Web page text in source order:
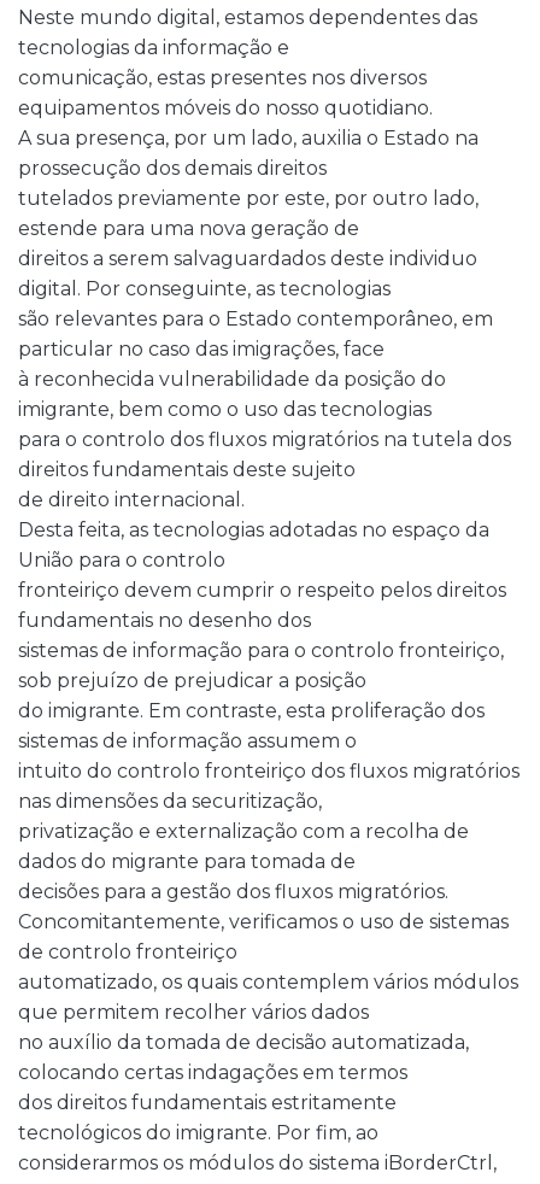
Neste mundo digital, estamos dependentes das
tecnologias da informação e
comunicação, estas presentes nos diversos
equipamentos móveis do nosso quotidiano.
A sua presença, por um lado, auxilia o Estado na
prossecução dos demais direitos
tutelados previamente por este, por outro lado,
estende para uma nova geração de
direitos a serem salvaguardados deste individuo
digital. Por conseguinte, as tecnologias
são relevantes para o Estado contemporâneo, em
particular no caso das imigrações, face
à reconhecida vulnerabilidade da posição do
imigrante, bem como o uso das tecnologias
para o controlo dos fluxos migratórios na tutela dos
direitos fundamentais deste sujeito
de direito internacional.
Desta feita, as tecnologias adotadas no espaço da
União para o controlo
fronteiriço devem cumprir o respeito pelos direitos
fundamentais no desenho dos
sistemas de informação para o controlo fronteiriço,
sob prejuízo de prejudicar a posição
do imigrante. Em contraste, esta proliferação dos
sistemas de informação assumem o
intuito do controlo fronteiriço dos fluxos migratórios
nas dimensões da securitização,
privatização e externalização com a recolha de
dados do migrante para tomada de
decisões para a gestão dos fluxos migratórios.
Concomitantemente, verificamos o uso de sistemas
de controlo fronteiriço
automatizado, os quais contemplem vários módulos
que permitem recolher vários dados
no auxílio da tomada de decisão automatizada,
colocando certas indagações em termos
dos direitos fundamentais estritamente
tecnológicos do imigrante. Por fim, ao
considerarmos os módulos do sistema iBorderCtrl,